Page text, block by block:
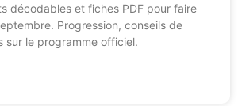
décodables et fiches PDF pour faire
Progression, conseils de
sur le programme officiel.